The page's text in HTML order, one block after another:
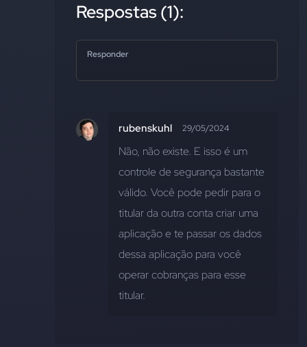
Respostas (1):
Responder
rubenskuhl 29/05/2024
Não, não existe. E isso é um
controle de segurança bastante
válido. Você pode pedir para o
titular da outra conta criar uma
aplicação e te passar os dados
dessa aplicação para você
operar cobranças para esse
titular.